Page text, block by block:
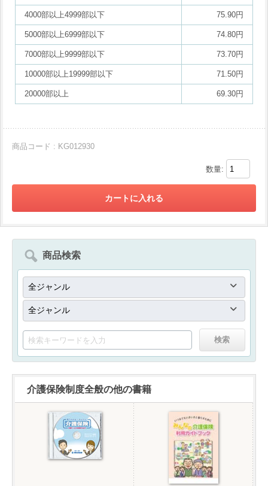
4000部以上4999部以下 75.90円
5000部以上6999部以下 74.80円
7000部以上9999部以下 73.70円
10000部以上19999部以下 71.50円
20000部以上 69.30円
商品コード : KG012930
数量:
商品検索
介護保険制度全般の他の書籍